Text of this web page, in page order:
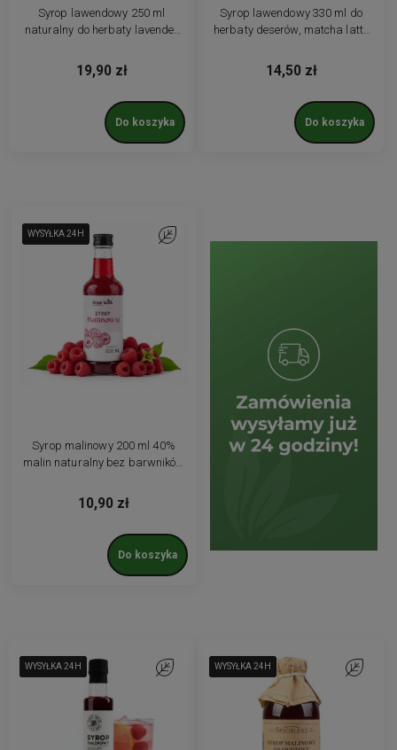
Syrop lawendowy 250 ml
naturalny do herbaty lavender
trzcinowym
19,90 zł
Do koszyka
Syrop lawendowy 330 ml do
herbaty deserów, matcha latte
14,50 zł
Do koszyka
WYSYŁKA 24H
WYSYŁKA 24H
WYSYŁKA 24H
Syrop malinowy 200 ml 40%
malin naturalny bez barwników
10,90 zł
Do koszyka
Do ulubionych
WYSYŁKA 24H
WYSYŁKA 24H
WYSYŁKA 24H
WYSYŁKA 24H Do ulubionychWYSYŁKA 24H
WYSYŁKA 24H
WYSYŁKA 24H
WYSYŁKA 24H Do